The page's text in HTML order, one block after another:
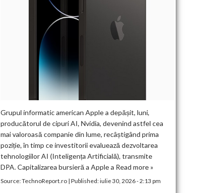
Grupul informatic american Apple a depășit, luni,
producătorul de cipuri AI, Nvidia, devenind astfel cea
mai valoroasă companie din lume, recâștigând prima
poziție, în timp ce investitorii evaluează dezvoltarea
tehnologiilor AI (Inteligența Artificială), transmite
DPA. Capitalizarea bursieră a Apple a Read more »
Source:TechnoReport.ro| Published:iulie 30, 2026 - 2:13 pm